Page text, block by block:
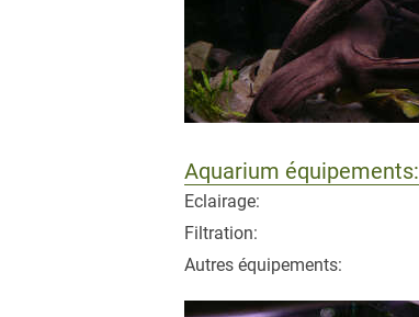
Aquarium équipements:
Eclairage:
Filtration:
Autres équipements: